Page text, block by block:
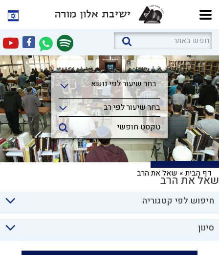
בחר שיעור לפי נושא
בחר שיעור לפי נושא
בחר שיעור לפי רב
דף הבית» שאל את הרבשאל את הרב
חיפוש לפי קטגוריה
סינון